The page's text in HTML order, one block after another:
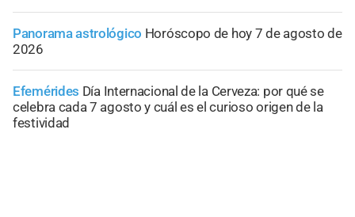
Panorama astrológico Horóscopo de hoy 7 de agosto de
2026
Efemérides Día Internacional de la Cerveza: por qué se
celebra cada 7 agosto y cuál es el curioso origen de la
festividad